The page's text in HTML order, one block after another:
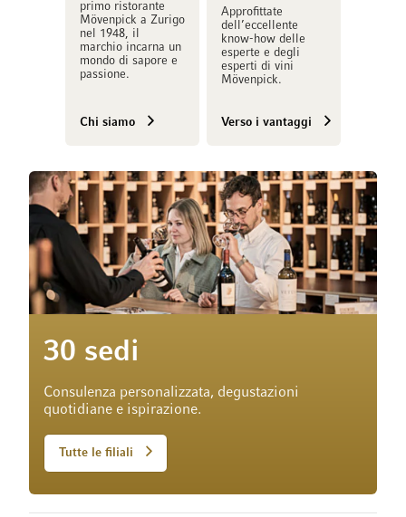
primo ristorante
Mövenpick a Zurigo
nel 1948, il
marchio incarna un
mondo di sapore e
passione.
Chi siamo
Approfittate
dell’eccellente
know-how delle
esperte e degli
esperti di vini
Mövenpick.
Verso i vantaggi
30 sedi
Consulenza personalizzata, degustazioni
quotidiane e ispirazione.
Tutte le filiali